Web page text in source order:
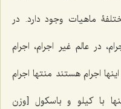
ماهیات وجود دارد. در
در عالم غیر اجرام، اجرام
اجرام هستند منتها اجرام
با کیلو و باسکول [وزن